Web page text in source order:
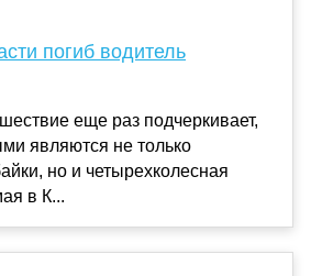
погиб водитель
еще раз подчеркивает,
являются не только
но и четырехколесная
в К...